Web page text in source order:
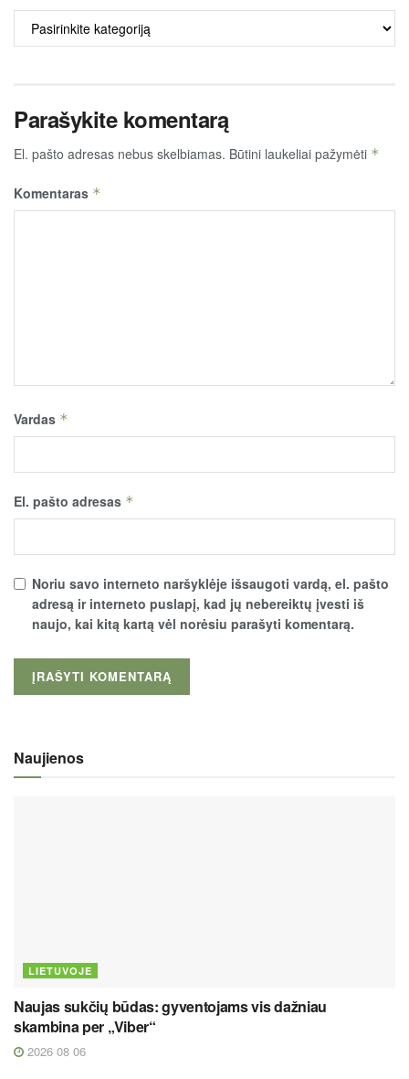
ALKO
TURINYS
Parašykite komentarą
El. pašto adresas nebus skelbiamas. Būtini laukeliai pažymėti *
Komentaras *
Vardas *
El. pašto adresas *
Noriu savo interneto naršyklėje išsaugoti vardą, el. pašto
adresą ir interneto puslapį, kad jų nebereiktų įvesti iš
naujo, kai kitą kartą vėl norėsiu parašyti komentarą.
Naujienos
LIETUVOJE
Naujas sukčių būdas: gyventojams vis dažniau
skambina per „Viber“
2026 08 06